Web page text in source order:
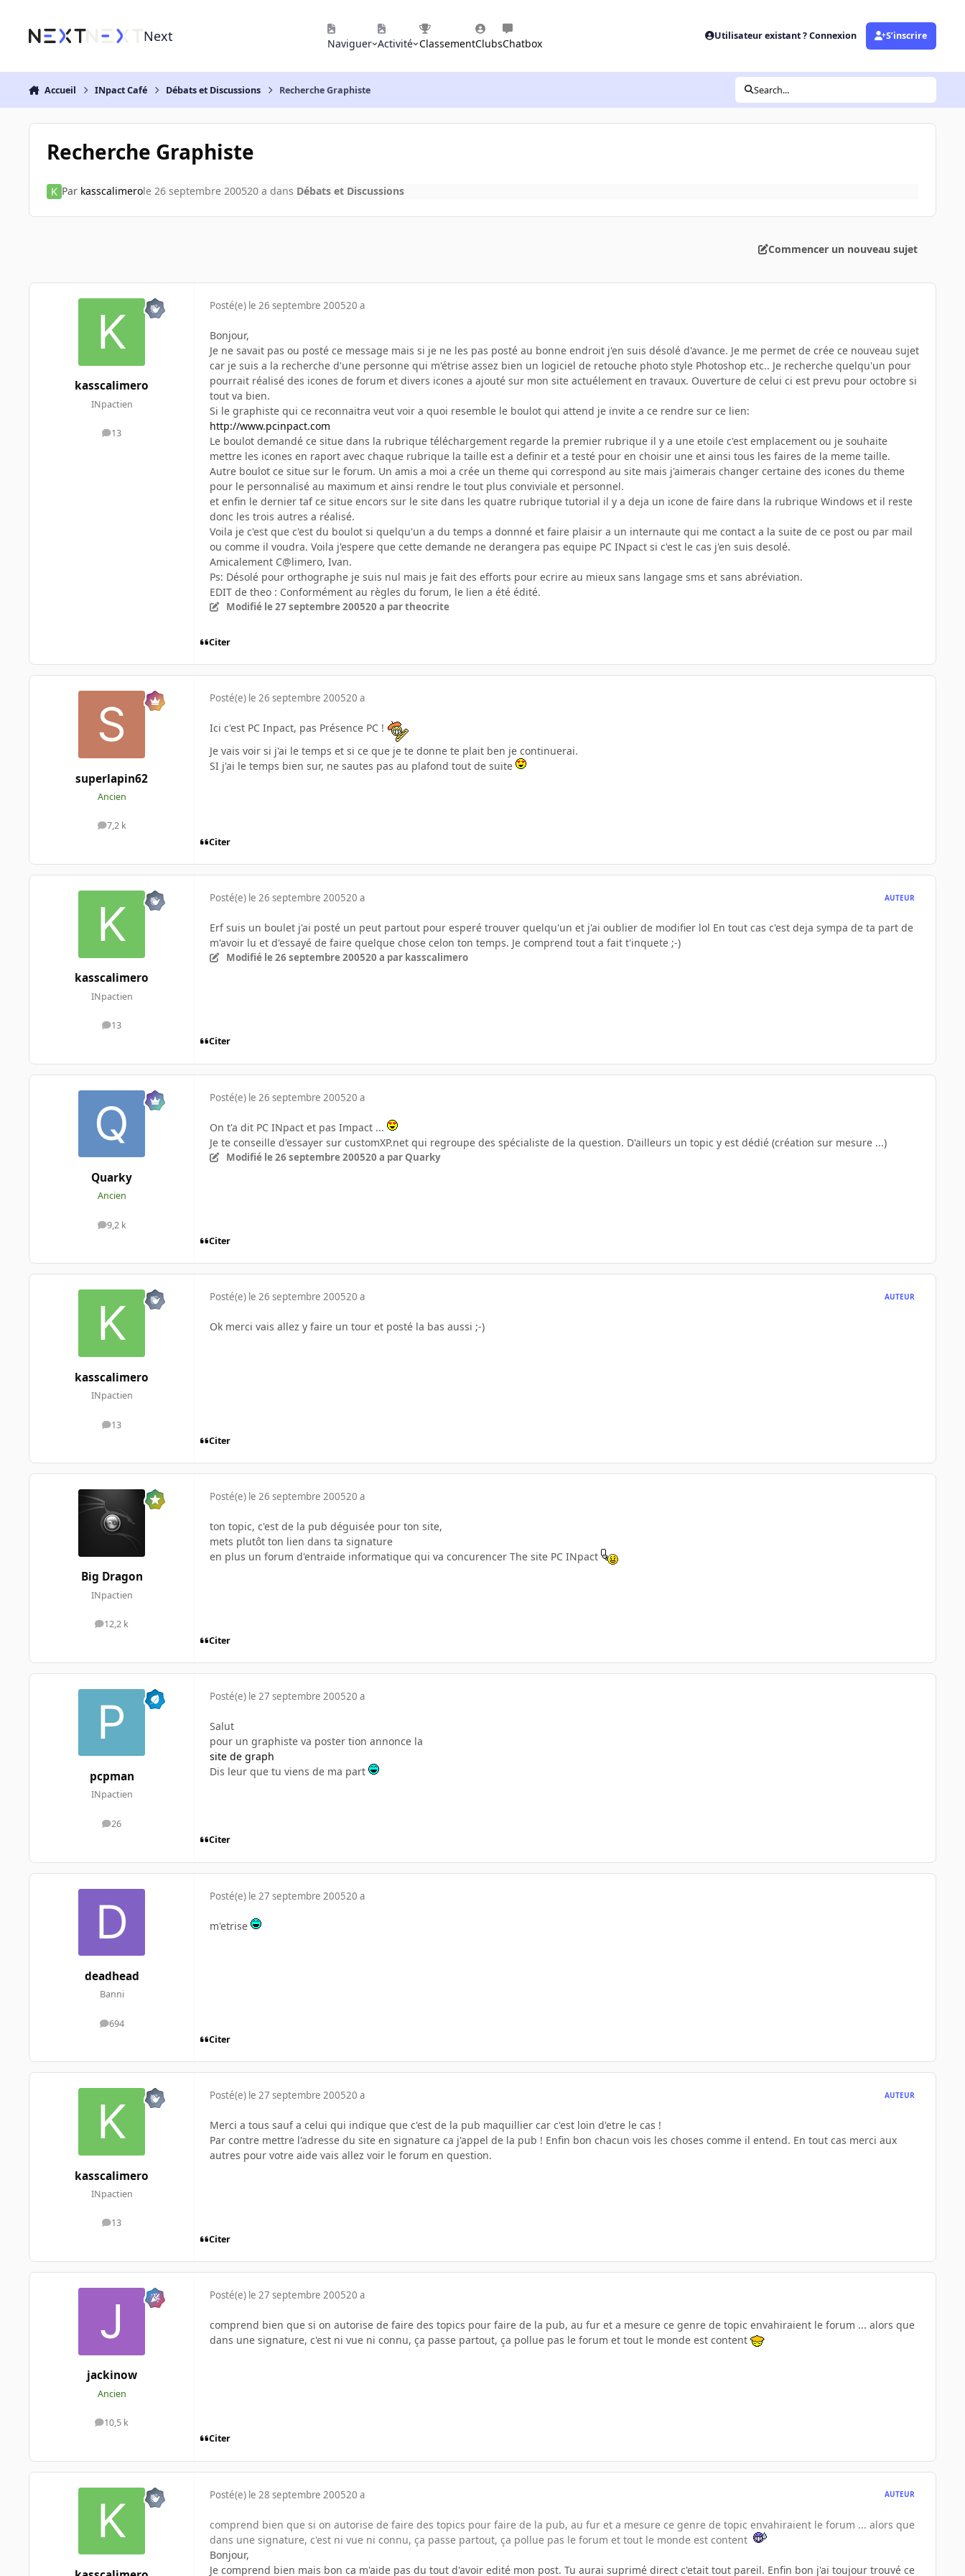
Next Naviguer Activité ClassementClubsChatbox
Utilisateur existant ? Connexion S’inscrire
Accueil INpact Café Débats et Discussions Recherche Graphiste Search...
Recherche Graphiste
Par kasscalimerole 26 septembre 200520 a dans Débats et Discussions
Commencer un nouveau sujet
kasscalimero
INpactien
13
messages
Posté(e) le 26 septembre 200520 a
Bonjour,
Je ne savait pas ou posté ce message mais si je ne les pas posté au bonne endroit j'en suis désolé d'avance. Je me permet de crée ce nouveau sujet
car je suis a la recherche d'une personne qui m'étrise assez bien un logiciel de retouche photo style Photoshop etc.. Je recherche quelqu'un pour
pourrait réalisé des icones de forum et divers icones a ajouté sur mon site actuélement en travaux. Ouverture de celui ci est prevu pour octobre si
tout va bien.
Si le graphiste qui ce reconnaitra veut voir a quoi resemble le boulot qui attend je invite a ce rendre sur ce lien:
http://www.pcinpact.com
Le boulot demandé ce situe dans la rubrique téléchargement regarde la premier rubrique il y a une etoile c'est emplacement ou je souhaite
mettre les icones en raport avec chaque rubrique la taille est a definir et a testé pour en choisir une et ainsi tous les faires de la meme taille.
Autre boulot ce situe sur le forum. Un amis a moi a crée un theme qui correspond au site mais j'aimerais changer certaine des icones du theme
pour le personnalisé au maximum et ainsi rendre le tout plus conviviale et personnel.
et enfin le dernier taf ce situe encors sur le site dans les quatre rubrique tutorial il y a deja un icone de faire dans la rubrique Windows et il reste
donc les trois autres a réalisé.
Voila je c'est que c'est du boulot si quelqu'un a du temps a donnné et faire plaisir a un internaute qui me contact a la suite de ce post ou par mail
ou comme il voudra. Voila j'espere que cette demande ne derangera pas equipe PC INpact si c'est le cas j'en suis desolé.
Amicalement C@limero, Ivan.
Ps: Désolé pour orthographe je suis nul mais je fait des efforts pour ecrire au mieux sans langage sms et sans abréviation.
EDIT de theo : Conformément au règles du forum, le lien a été édité.
Modifié le 27 septembre 200520 a par theocrite
Citer
superlapin62
Ancien
7,2 k
messages
Posté(e) le 26 septembre 200520 a
Ici c'est PC Inpact, pas Présence PC !
Je vais voir si j'ai le temps et si ce que je te donne te plait ben je continuerai.
SI j'ai le temps bien sur, ne sautes pas au plafond tout de suite
Citer
kasscalimero
INpactien
13
messages
Posté(e) le 26 septembre 200520 a AUTEUR
Erf suis un boulet j'ai posté un peut partout pour esperé trouver quelqu'un et j'ai oublier de modifier lol En tout cas c'est deja sympa de ta part de
m'avoir lu et d'essayé de faire quelque chose celon ton temps. Je comprend tout a fait t'inquete ;-)
Modifié le 26 septembre 200520 a par kasscalimero
Citer
Quarky
Ancien
9,2 k
messages
Posté(e) le 26 septembre 200520 a
On t'a dit PC INpact et pas Impact ...
Je te conseille d'essayer sur customXP.net qui regroupe des spécialiste de la question. D'ailleurs un topic y est dédié (création sur mesure ...)
Modifié le 26 septembre 200520 a par Quarky
Citer
kasscalimero
INpactien
13
messages
Posté(e) le 26 septembre 200520 a AUTEUR
Ok merci vais allez y faire un tour et posté la bas aussi ;-)
Citer
Big Dragon
INpactien
12,2 k
messages
Posté(e) le 26 septembre 200520 a
ton topic, c'est de la pub déguisée pour ton site,
mets plutôt ton lien dans ta signature
en plus un forum d'entraide informatique qui va concurencer The site PC INpact
Citer
pcpman
INpactien
26
messages
Posté(e) le 27 septembre 200520 a
Salut
pour un graphiste va poster tion annonce la
site de graph
Dis leur que tu viens de ma part
Citer
deadhead
Banni
694
messages
Posté(e) le 27 septembre 200520 a
m'etrise
Citer
kasscalimero
INpactien
13
messages
Posté(e) le 27 septembre 200520 a AUTEUR
Merci a tous sauf a celui qui indique que c'est de la pub maquillier car c'est loin d'etre le cas !
Par contre mettre l'adresse du site en signature ca j'appel de la pub ! Enfin bon chacun vois les choses comme il entend. En tout cas merci aux
autres pour votre aide vais allez voir le forum en question.
Citer
jackinow
Ancien
10,5 k
messages
Posté(e) le 27 septembre 200520 a
comprend bien que si on autorise de faire des topics pour faire de la pub, au fur et a mesure ce genre de topic envahiraient le forum ... alors que
dans une signature, c'est ni vue ni connu, ça passe partout, ça pollue pas le forum et tout le monde est content
Citer
Posté(e) le 28 septembre 200520 a AUTEUR
comprend bien que si on autorise de faire des topics pour faire de la pub, au fur et a mesure ce genre de topic envahiraient le forum ... alors que
dans une signature, c'est ni vue ni connu, ça passe partout, ça pollue pas le forum et tout le monde est content
Bonjour,
Je comprend bien mais bon ca m'aide pas du tout d'avoir edité mon post. Tu aurai suprimé direct c'etait tout pareil. Enfin bon j'ai toujour trouvé ce